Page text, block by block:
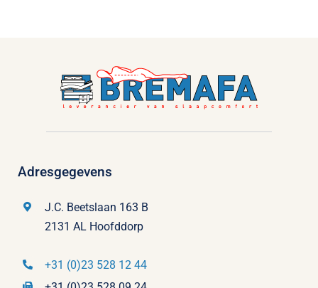
Adresgegevens
J.C. Beetslaan 163 B
2131 AL Hoofddorp
+31 (0)23 528 12 44